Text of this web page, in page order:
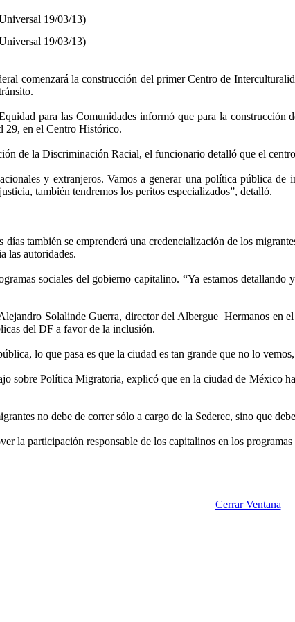
19/03/13)
19/03/13)
comenzará la construcción del primer Centro de
para las Comunidades informó que para la
29, en el Centro Histórico.
de la Discriminación Racial, el funcionario detalló que el
y extranjeros. Vamos a generar una política pública
también tendremos los peritos especializados”, detalló.
también se emprenderá una credencialización de los
las autoridades.
sociales del gobierno capitalino. “Ya estamos
Solalinde Guerra, director del Albergue Hermanos en
del DF a favor de la inclusión.
lo que pasa es que la ciudad es tan grande que no lo
sobre Política Migratoria, explicó que en la ciudad de México
no debe de correr sólo a cargo de la Sederec, sino que
la participación responsable de los capitalinos en los
Cerrar Ventana